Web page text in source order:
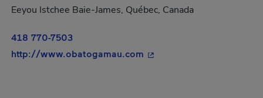
Eeyou Istchee Baie-James, Québec, Canada
418 770-7503
http://www.obatogamau.com - Cet hyperlien s'ouvrira